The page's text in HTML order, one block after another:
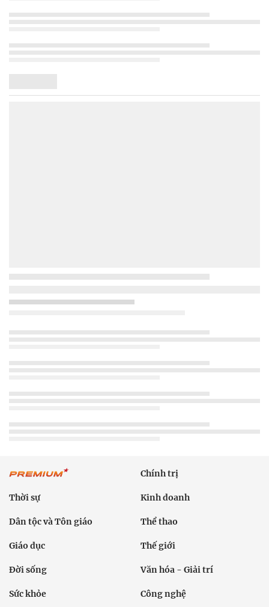
Chính trị
Thời sự Kinh doanh
Dân tộc và Tôn giáo Thể thao
Giáo dục Thế giới
Đời sống Văn hóa - Giải trí
Sức khỏe Công nghệ